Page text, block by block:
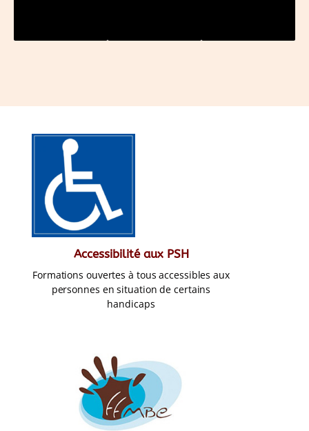
Accessibilité aux PSH
Formations ouvertes à tous accessibles aux
personnes en situation de certains
handicaps